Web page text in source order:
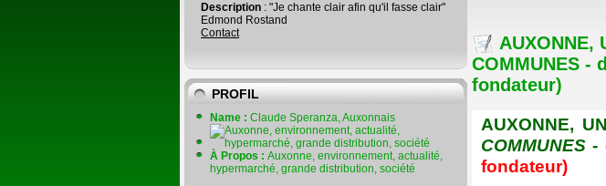
Description : "Je chante clair afin qu'il fasse clair"
Edmond Rostand
Contact
PROFIL
Name : Claude Speranza, Auxonnais
À Propos : Auxonne, environnement, actualité,
hypermarché, grande distribution, société
AUXONNE,
COMMUNES -
fondateur)
AUXONNE,
COMMUNES -
fondateur)